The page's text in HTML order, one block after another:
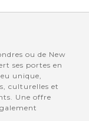
ou de New
ses portes en
unique,
culturelles et
Une offre